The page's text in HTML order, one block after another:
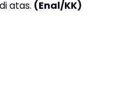
atas. (Enal/KK)